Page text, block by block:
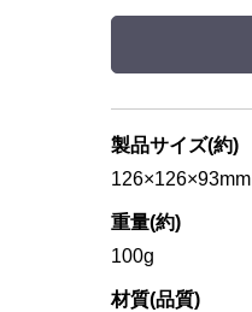
製品サイズ(約)
126×126×93mm
重量(約)
100g
材質(品質)